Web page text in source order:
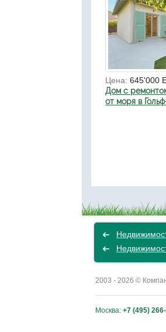
Цена: 645'000
Дом с
от моря в
2003 - 2026 ©
Москва: +7 (495)